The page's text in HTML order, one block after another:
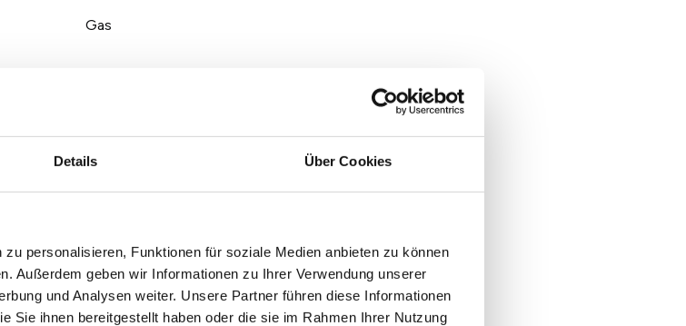
Details Über Cookies
personalisieren, Funktionen für soziale Medien anbieten zu können
Außerdem geben wir Informationen zu Ihrer Verwendung unserer
und Analysen weiter. Unsere Partner führen diese Informationen
Sie ihnen bereitgestellt haben oder die sie im Rahmen Ihrer Nutzung
Gas
mit großem Wintergarten und
und bietet viel Platz im
und einen sehr idyllischen
Das OG wurde 2016